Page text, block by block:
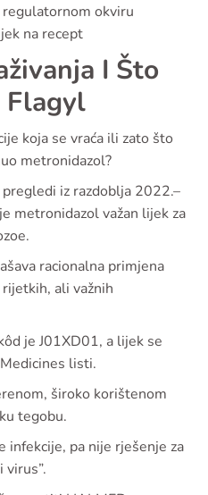
okviru
na recept
I Što
Flagyl
koja se vraća ili zato što
metronidazol?
iz razdoblja 2022.–
metronidazol važan lijek za
racionalna primjena
ali važnih
je J01XD01, a lijek se
listi.
široko korištenom
tegobu.
infekcije, pa nije rješenje za
virus”.